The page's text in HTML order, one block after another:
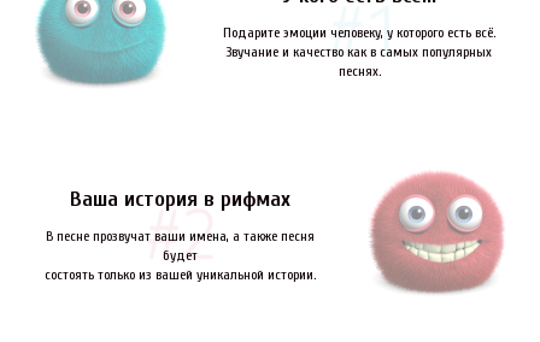
Подарите эмоции человеку, у которого есть всё.
Звучание и качество как в самых популярных
песнях.
Ваша история в рифмах
В песне прозвучат ваши имена, а также песня
будет
состоять только из вашей уникальной истории.